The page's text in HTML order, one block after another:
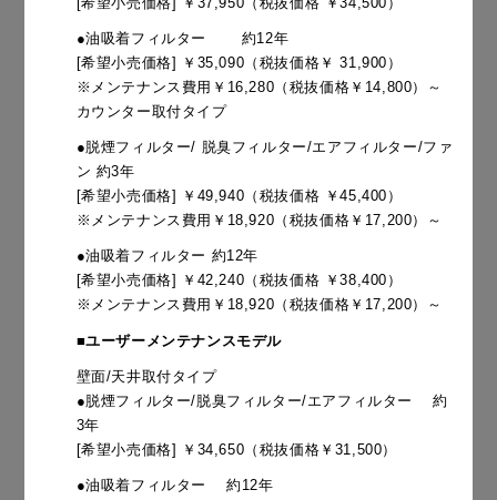
●油吸着フィルター 約12年
[希望小売価格] ￥35,090（税抜価格￥ 31,900）
※メンテナンス費用￥16,280（税抜価格￥14,800）～
カウンター取付タイプ
●脱煙フィルター/ 脱臭フィルター/エアフィルター/ファ
ン 約3年
[希望小売価格] ￥49,940（税抜価格 ￥45,400）
※メンテナンス費用￥18,920（税抜価格￥17,200）～
●油吸着フィルター 約12年
[希望小売価格] ￥42,240（税抜価格 ￥38,400）
※メンテナンス費用￥18,920（税抜価格￥17,200）～
■ユーザーメンテナンスモデル
壁面/天井取付タイプ
●脱煙フィルター/脱臭フィルター/エアフィルター 約
3年
[希望小売価格] ￥34,650（税抜価格￥31,500）
●油吸着フィルター 約12年